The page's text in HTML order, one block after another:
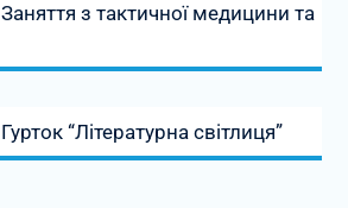
запис:
Заняття з тактичної медицини та
Наступний
запис:
Гурток “Літературна світлиця”